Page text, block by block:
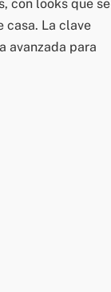
con looks que se
casa. La clave
avanzada para